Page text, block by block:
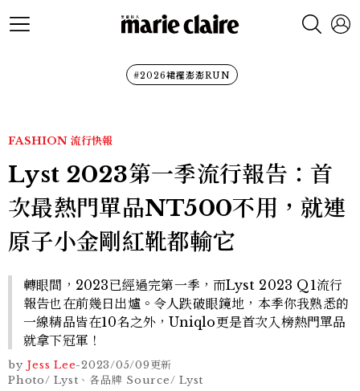
#2026裙襬澎澎RUN
FASHION 流行快報
Lyst 2023第一季流行報告：首
次最熱門單品NT500不用，就連
原子小金剛紅靴都輸它
轉眼間，2023已經過完第一季，而Lyst 2023 Q1流行
報告也在前幾日出爐。令人跌破眼鏡地，本季你我熟悉的
一線精品皆在10名之外，Uniqlo更是首次入榜熱門單品
就拿下冠軍！
by Jess Lee-2023/05/09更新
Photo/ Lyst、各品牌 Source/ Lyst